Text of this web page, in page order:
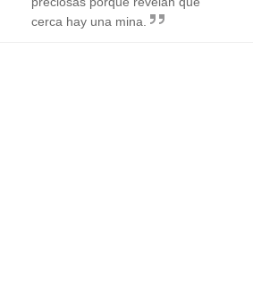
cerca hay una mina.